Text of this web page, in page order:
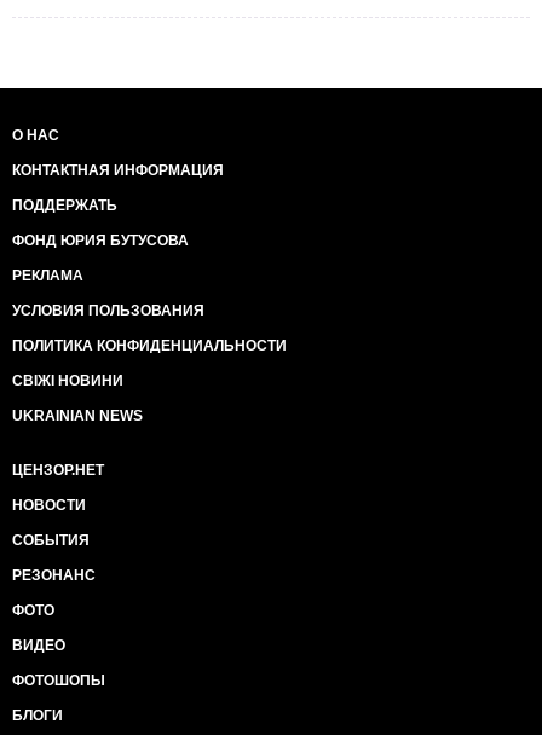
О НАС
КОНТАКТНАЯ ИНФОРМАЦИЯ
ПОДДЕРЖАТЬ
ФОНД ЮРИЯ БУТУСОВА
РЕКЛАМА
УСЛОВИЯ ПОЛЬЗОВАНИЯ
ПОЛИТИКА КОНФИДЕНЦИАЛЬНОСТИ
СВІЖІ НОВИНИ
UKRAINIAN NEWS
ЦЕНЗОР.НЕТ
НОВОСТИ
СОБЫТИЯ
РЕЗОНАНС
ФОТО
ВИДЕО
ФОТОШОПЫ
БЛОГИ